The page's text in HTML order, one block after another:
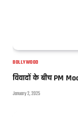
BOLLYWOOD
विवादों के बीच PM
January 2, 2025